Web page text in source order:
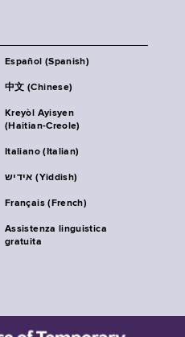
Español (Spanish)
中文 (Chinese)
Kreyòl Ayisyen
(Haitian-Creole)
Italiano (Italian)
אידיש (Yiddish)
Français (French)
Assistenza linguistica
gratuita